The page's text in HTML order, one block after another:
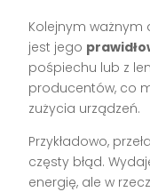
Kolejnym ważnym
jest jego
pośpiechu lub z
producentów, co
zużycia urządzeń.
Przykładowo,
częsty błąd.
energię, ale w